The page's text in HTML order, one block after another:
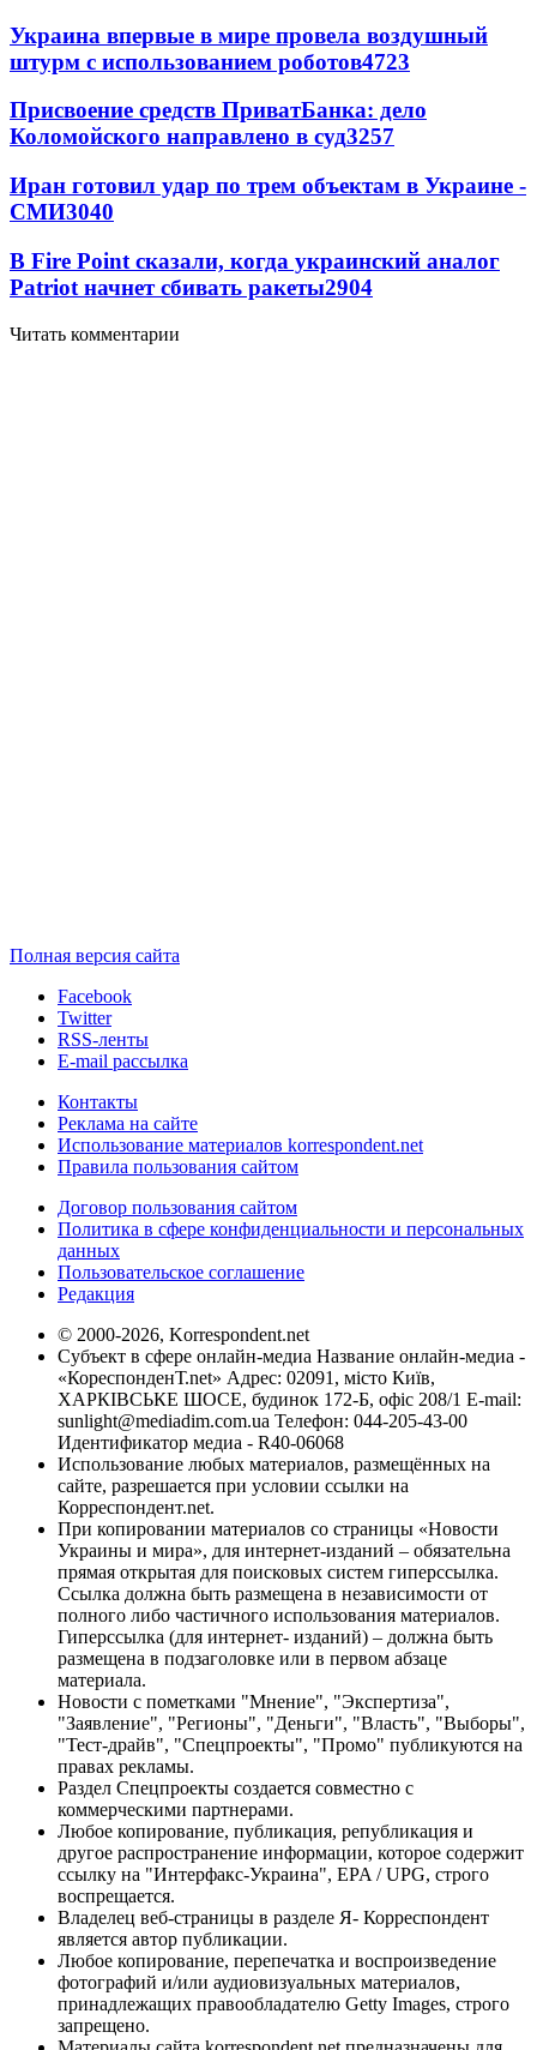
Украина впервые в мире провела воздушный
штурм с использованием роботов4723
Присвоение средств ПриватБанка: дело
Коломойского направлено в суд3257
Иран готовил удар по трем объектам в Украине -
СМИ3040
В Fire Point сказали, когда украинский аналог
Patriot начнет сбивать ракеты2904
Читать комментарии
Полная версия сайта
Facebook
Twitter
RSS-ленты
E-mail рассылка
Контакты
Реклама на сайте
Использование материалов korrespondent.net
Правила пользования сайтом
Договор пользования сайтом
Политика в сфере конфиденциальности и персональных
данных
Пользовательское соглашение
Редакция
© 2000-2026, Korrespondent.net
Субъект в сфере онлайн-медиа Название онлайн-медиа -
«КореспонденТ.net» Адрес: 02091, місто Київ,
ХАРКІВСЬКЕ ШОСЕ, будинок 172-Б, офіс 208/1 E-mail:
sunlight@mediadim.com.ua Телефон: 044-205-43-00
Идентификатор медиа - R40-06068
Использование любых материалов, размещённых на
сайте, разрешается при условии ссылки на
Корреспондент.net.
При копировании материалов со страницы «Новости
Украины и мира», для интернет-изданий – обязательна
прямая открытая для поисковых систем гиперссылка.
Ссылка должна быть размещена в независимости от
полного либо частичного использования материалов.
Гиперссылка (для интернет- изданий) – должна быть
размещена в подзаголовке или в первом абзаце
материала.
Новости с пометками "Мнение", "Экспертиза",
"Заявление", "Регионы", "Деньги", "Власть", "Выборы",
"Тест-драйв", "Спецпроекты", "Промо" публикуются на
правах рекламы.
Раздел Спецпроекты создается совместно с
коммерческими партнерами.
Любое копирование, публикация, републикация и
другое распространение информации, которое содержит
ссылку на "Интерфакс-Украина", EPA / UPG, строго
воспрещается.
Владелец веб-страницы в разделе Я- Корреспондент
является автор публикации.
Любое копирование, перепечатка и воспроизведение
фотографий и/или аудиовизуальных материалов,
принадлежащих правообладателю Getty Images, строго
запрещено.